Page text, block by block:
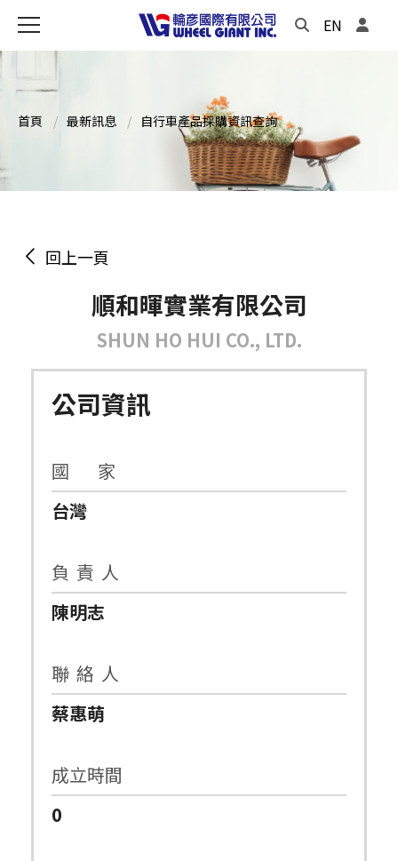
EN
首頁 最新訊息 自行車產品採購資訊查詢
回上一頁
順和暉實業有限公司
SHUN HO HUI CO., LTD.
公司資訊
國 家
台灣
負 責 人
陳明志
聯 絡 人
蔡惠萌
成立時間
0